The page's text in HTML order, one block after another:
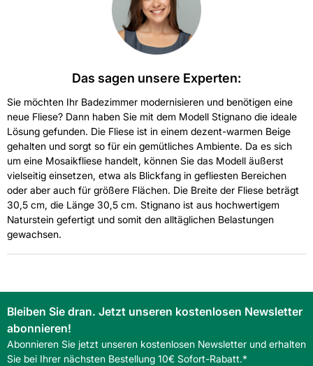
Das sagen unsere Experten:
Sie möchten Ihr Badezimmer modernisieren und benötigen eine
neue Fliese? Dann haben Sie mit dem Modell Stignano die ideale
Lösung gefunden. Die Fliese ist in einem dezent-warmen Beige
gehalten und sorgt so für ein gemütliches Ambiente. Da es sich
um eine Mosaikfliese handelt, können Sie das Modell äußerst
vielseitig einsetzen, etwa als Blickfang in gefliesten Bereichen
oder aber auch für größere Flächen. Die Breite der Fliese beträgt
30,5 cm, die Länge 30,5 cm. Stignano ist aus hochwertigem
Naturstein gefertigt und somit den alltäglichen Belastungen
gewachsen.
Bleiben Sie dran. Jetzt unseren kostenlosen Newsletter
abonnieren!
Abonnieren Sie jetzt unseren kostenlosen Newsletter und erhalten
Sie bei Ihrer nächsten Bestellung 10€ Sofort-Rabatt.*